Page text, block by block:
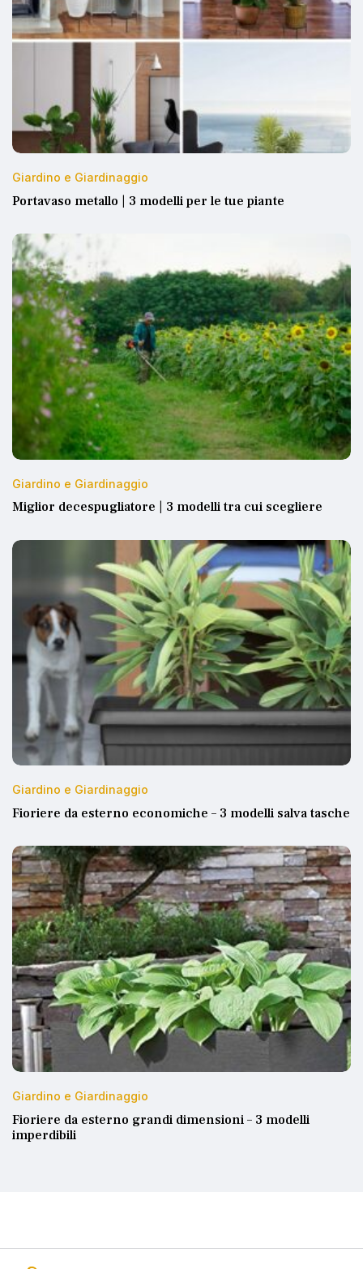
Giardino e Giardinaggio
Portavaso metallo | 3 modelli per le tue piante
Giardino e Giardinaggio
Miglior decespugliatore | 3 modelli tra cui scegliere
Giardino e Giardinaggio
Fioriere da esterno economiche – 3 modelli salva tasche
Giardino e Giardinaggio
Fioriere da esterno grandi dimensioni – 3 modelli
imperdibili